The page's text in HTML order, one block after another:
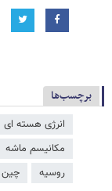
برچسب‌ها
انرژی هسته ای
مکانیسم ماشه
روسیه
چین